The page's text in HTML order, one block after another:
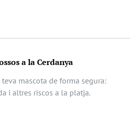
a la Cerdanya
mascota de forma segura:
i altres riscos a la platja.